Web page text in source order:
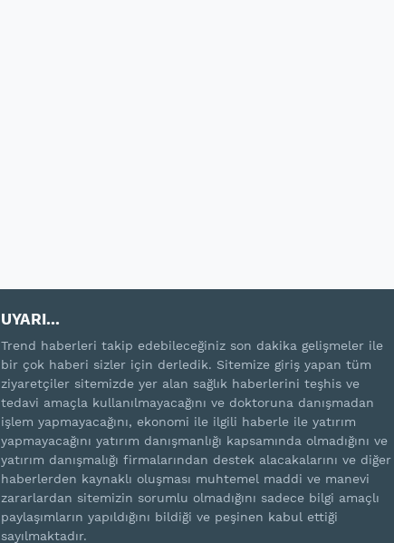
UYARI...
Trend haberleri takip edebileceğiniz son dakika gelişmeler ile
bir çok haberi sizler için derledik. Sitemize giriş yapan tüm
ziyaretçiler sitemizde yer alan sağlık haberlerini teşhis ve
tedavi amaçla kullanılmayacağını ve doktoruna danışmadan
işlem yapmayacağını, ekonomi ile ilgili haberle ile yatırım
yapmayacağını yatırım danışmanlığı kapsamında olmadığını ve
yatırım danışmalığı firmalarından destek alacakalarını ve diğer
haberlerden kaynaklı oluşması muhtemel maddi ve manevi
zararlardan sitemizin sorumlu olmadığını sadece bilgi amaçlı
paylaşımların yapıldığını bildiği ve peşinen kabul ettiği
sayılmaktadır.